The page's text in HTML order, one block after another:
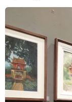
Phát hiện
xuyên biên
25/10/2016 10:18